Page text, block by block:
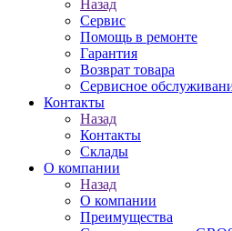
Назад
Сервис
Помощь в ремонте
Гарантия
Возврат товара
Сервисное
Контакты
Назад
Контакты
Склады
О компании
Назад
О компании
Преимущества